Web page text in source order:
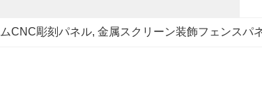
CNC彫刻パネル, 金属スクリーン装飾フェンスパ